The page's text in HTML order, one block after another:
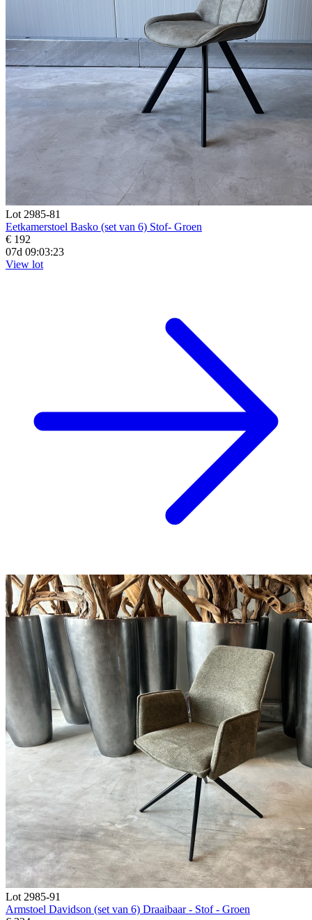
Lot 2985-81
Eetkamerstoel Basko (set van 6) Stof- Groen
€ 192
07d 09:03:21
View lot
Lot 2985-91
Armstoel Davidson (set van 6) Draaibaar - Stof - Groen